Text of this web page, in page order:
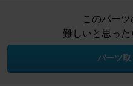
このパー
難しいと思った
パーツ